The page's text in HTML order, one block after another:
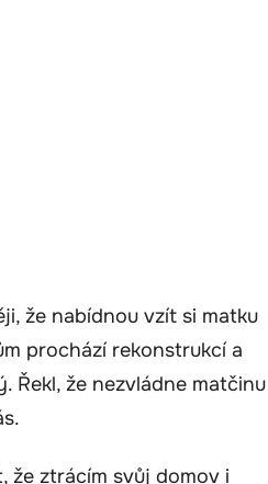
že nabídnou vzít si matku
prochází rekonstrukcí a
Řekl, že nezvládne matčinu
že ztrácím svůj domov i